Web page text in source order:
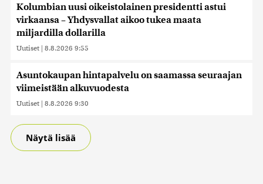
Kolumbian uusi oikeistolainen presidentti astui
virkaansa – Yhdysvallat aikoo tukea maata
miljardilla dollarilla
Uutiset | 8.8.2026 9:55
Asuntokaupan hintapalvelu on saamassa seuraajan
viimeistään alkuvuodesta
Uutiset | 8.8.2026 9:30
Näytä lisää